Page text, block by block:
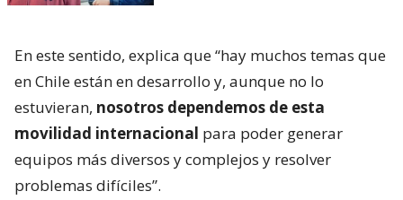
En este sentido, explica que “hay muchos temas que
en Chile están en desarrollo y, aunque no lo
estuvieran, nosotros dependemos de esta
movilidad internacional para poder generar
equipos más diversos y complejos y resolver
problemas difíciles”.